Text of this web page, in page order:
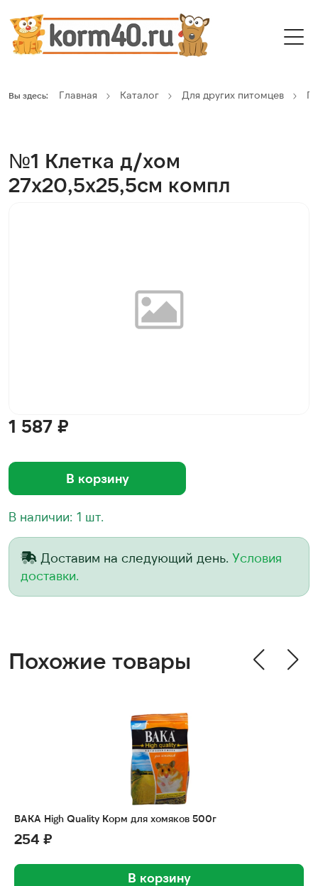
Вы здесь: Главная Каталог Для других питомцев
№1 Клетка д/хом
27х20,5х25,5см компл
1 587 ₽
В корзину
В наличии: 1 шт.
Доставим на следующий день. Условия
доставки.
Похожие товары
ВАКА High Quality Корм для хомяков 500г
254 ₽
В корзину